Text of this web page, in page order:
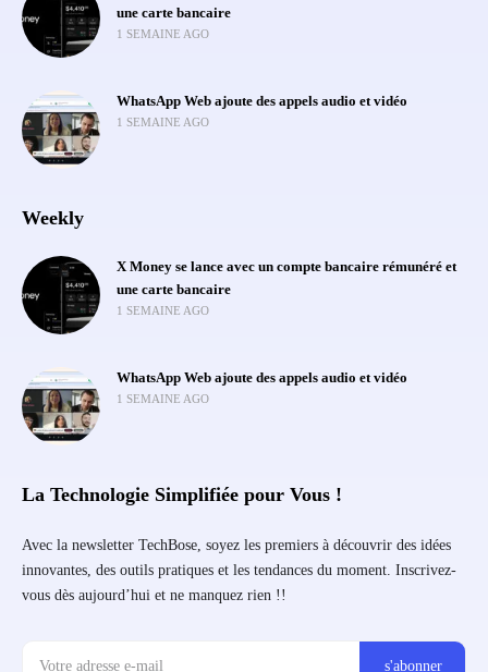
une carte bancaire
1 SEMAINE AGO
WhatsApp Web ajoute des appels audio et vidéo
1 SEMAINE AGO
Weekly
X Money se lance avec un compte bancaire rémunéré et
une carte bancaire
1 SEMAINE AGO
WhatsApp Web ajoute des appels audio et vidéo
1 SEMAINE AGO
La Technologie Simplifiée pour Vous !
Avec la newsletter TechBose, soyez les premiers à découvrir des idées
innovantes, des outils pratiques et les tendances du moment. Inscrivez-
vous dès aujourd’hui et ne manquez rien !!